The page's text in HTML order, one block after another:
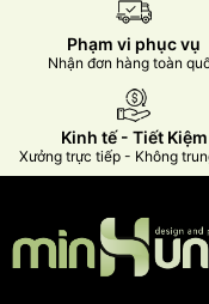
Phạm vi phục vụ
Nhận đơn hàng toàn
Kinh tế - Tiết Kiệm
Xưởng trực tiếp - Không